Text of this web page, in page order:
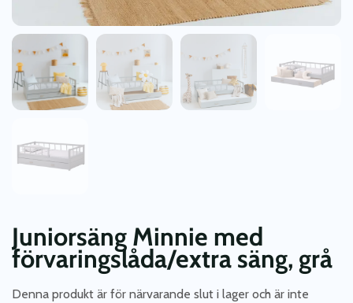
Juniorsäng Minnie med
förvaringslåda/extra säng, grå
Denna produkt är för närvarande slut i lager och är inte